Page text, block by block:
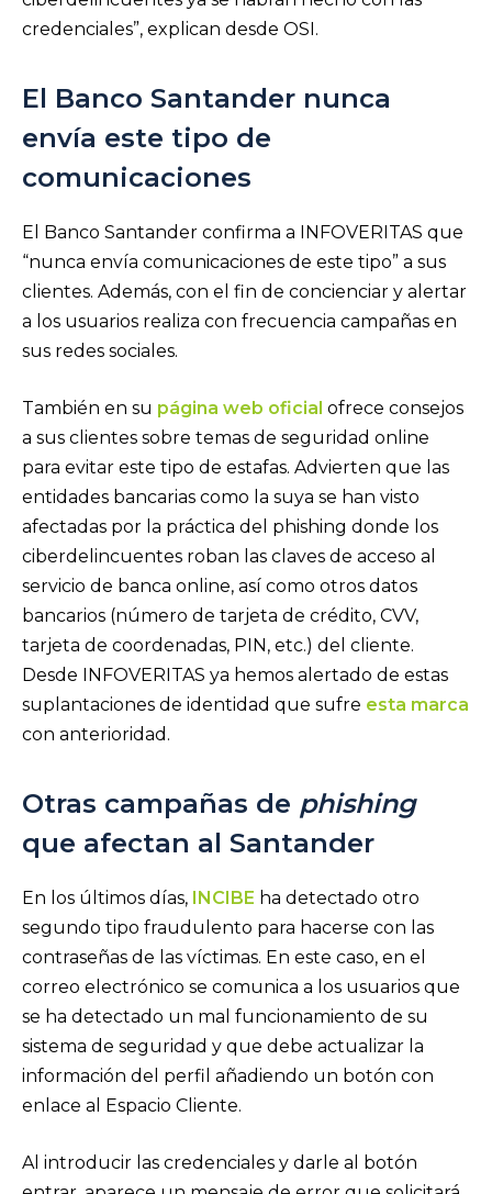
credenciales”, explican desde OSI.
El Banco Santander nunca
envía este tipo de
comunicaciones
El Banco Santander confirma a INFOVERITAS que
“nunca envía comunicaciones de este tipo” a sus
clientes. Además, con el fin de concienciar y alertar
a los usuarios realiza con frecuencia campañas en
sus redes sociales.
También en su página web oficial ofrece consejos
a sus clientes sobre temas de seguridad online
para evitar este tipo de estafas. Advierten que las
entidades bancarias como la suya se han visto
afectadas por la práctica del phishing donde los
ciberdelincuentes roban las claves de acceso al
servicio de banca online, así como otros datos
bancarios (número de tarjeta de crédito, CVV,
tarjeta de coordenadas, PIN, etc.) del cliente.
Desde INFOVERITAS ya hemos alertado de estas
suplantaciones de identidad que sufre esta marca
con anterioridad.
Otras campañas de phishing
que afectan al Santander
En los últimos días, INCIBE ha detectado otro
segundo tipo fraudulento para hacerse con las
contraseñas de las víctimas. En este caso, en el
correo electrónico se comunica a los usuarios que
se ha detectado un mal funcionamiento de su
sistema de seguridad y que debe actualizar la
información del perfil añadiendo un botón con
enlace al Espacio Cliente.
Al introducir las credenciales y darle al botón